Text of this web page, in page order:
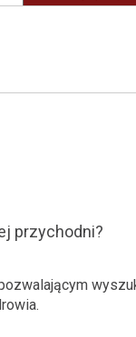
przychodni?